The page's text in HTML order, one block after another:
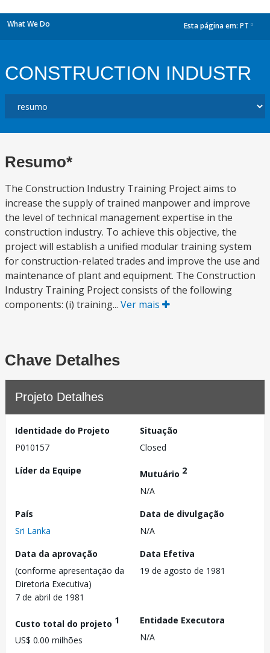
What We Do Esta página em: PT
CONSTRUCTION INDUSTR
Resumo*
The Construction Industry Training Project aims to
increase the supply of trained manpower and improve
the level of technical management expertise in the
construction industry. To achieve this objective, the
project will establish a unified modular training system
for construction-related trades and improve the use and
maintenance of plant and equipment. The Construction
Industry Training Project consists of the following
components: (i) training... Ver mais
Chave Detalhes
Projeto Detalhes
Identidade do Projeto
P010157
Situação
Closed
Líder da Equipe
Mutuário 2
N/A
País
Sri Lanka
Data de divulgação
N/A
Data da aprovação
(conforme apresentação da
Diretoria Executiva)
7 de abril de 1981
Data Efetiva
19 de agosto de 1981
Custo total do projeto 1
US$ 0.00 milhões
Entidade Executora
N/A